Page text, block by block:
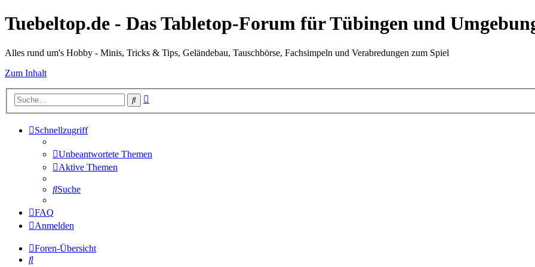
Tuebeltop.de - Das Tabletop-Forum für Tübingen und
Alles rund um's Hobby - Minis, Tricks & Tips, Geländebau, Tauschbörse, Fachsimpeln und Verabredungen zum Spiel
Zum Inhalt
Suche
Schnellzugriff
Unbeantwortete Themen
Aktive Themen
Suche
FAQ
Anmelden
Foren-Übersicht
Suche